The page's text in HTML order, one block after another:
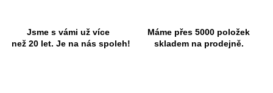
Jsme s vámi už více
než 20 let. Je na nás spoleh!
Máme přes 5000 položek
skladem na prodejně.